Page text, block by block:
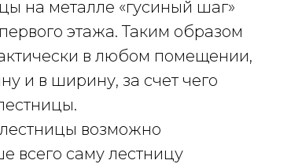
на металле «гусиный шаг»
этажа. Таким образом
в любом помещении,
и в ширину, за счет чего
возможно
всего саму лестницу